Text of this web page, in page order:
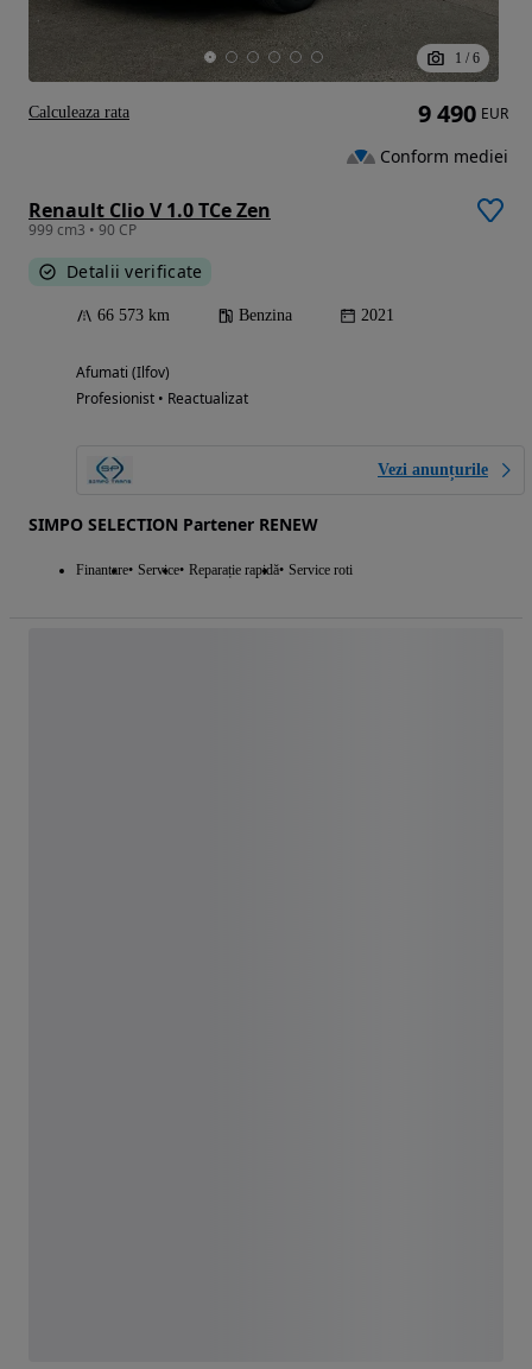
1 / 6
Renault Clio V 1.0 TCe Zen
999 cm3 • 90 CP
Detalii verificate
66 573 km Benzina 2021
Afumati (Ilfov)
Profesionist • Reactualizat
Vezi anunțurile
SIMPO SELECTION Partener RENEW
Finantare Service Reparație rapidă Service roti
9 490 EUR
Conform mediei
Calculeaza rata